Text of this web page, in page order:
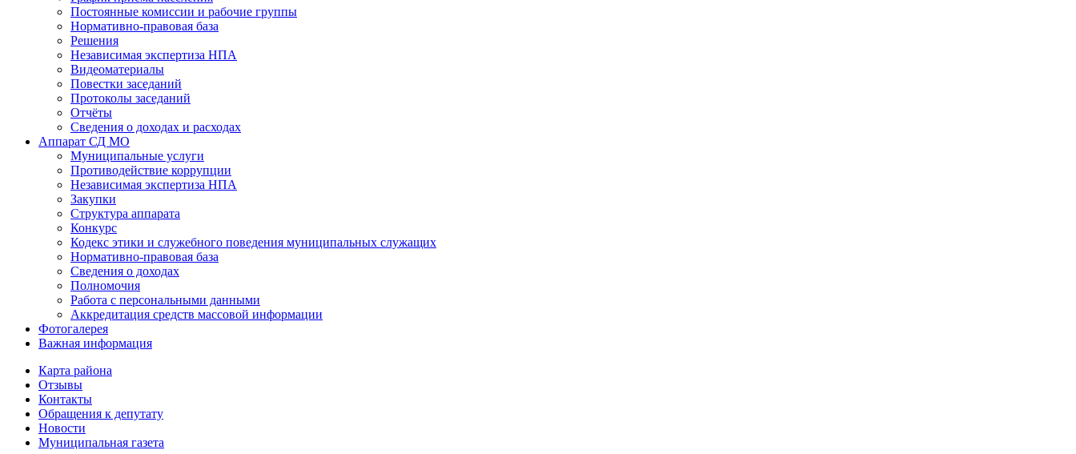
Постоянные комиссии и рабочие группы
Нормативно-правовая база
Решения
Независимая экспертиза НПА
Видеоматериалы
Повестки заседаний
Протоколы заседаний
Отчёты
Сведения о доходах и расходах
Аппарат СД МО
Муниципальные услуги
Противодействие коррупции
Независимая экспертиза НПА
Закупки
Структура аппарата
Конкурс
Кодекс этики и служебного поведения муниципальных служащих
Нормативно-правовая база
Сведения о доходах
Полномочия
Работа с персональными данными
Аккредитация средств массовой информации
Фотогалерея
Важная информация
Карта района
Отзывы
Контакты
Обращения к депутату
Новости
Муниципальная газета